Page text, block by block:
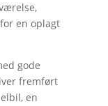
en oplagt
gode
fremført
en